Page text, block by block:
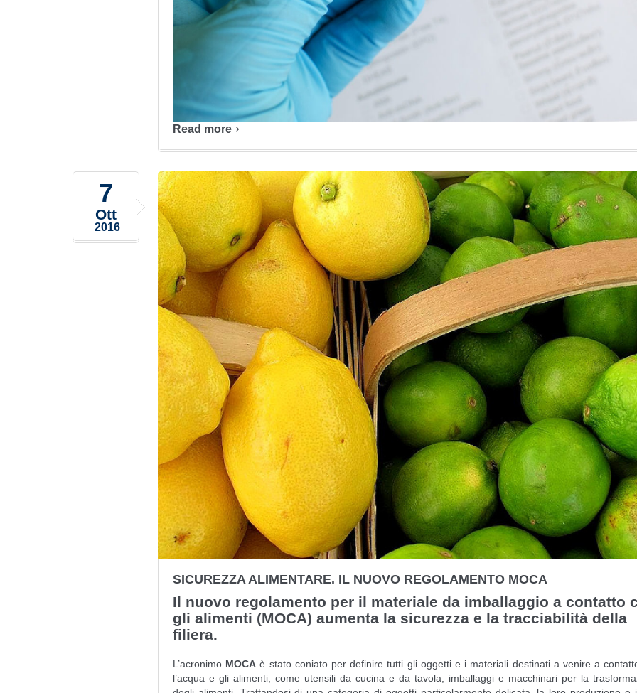
Read more
7
Ott
2016
SICUREZZA ALIMENTARE. IL NUOVO REGOLAMENTO MOCA
Il nuovo regolamento per il materiale da imballaggio a contatto
gli alimenti (MOCA) aumenta la sicurezza e la tracciabilità della
filiera.
L’acronimo MOCA è stato coniato per definire tutti gli oggetti e i materiali destinati a venire a
l’acqua e gli alimenti, come utensili da cucina e da tavola, imballaggi e macchinari per la